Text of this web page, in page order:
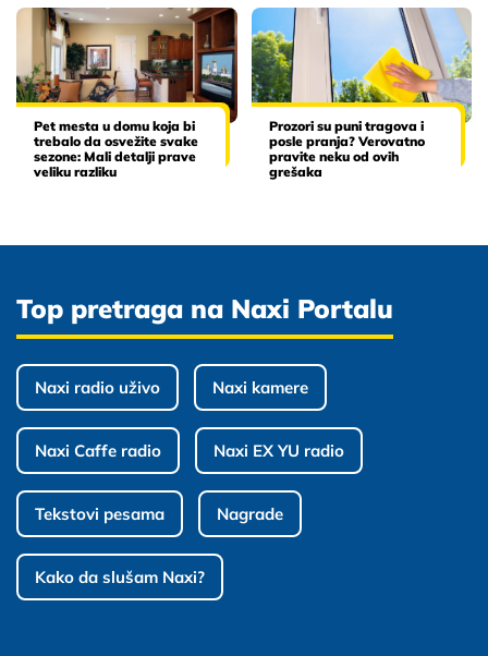
Pet mesta u domu koja bi
trebalo da osvežite svake
sezone: Mali detalji prave
veliku razliku
Prozori su puni tragova i
posle pranja? Verovatno
pravite neku od ovih
grešaka
Top pretraga na Naxi Portalu
Naxi radio uživo Naxi kamere
Naxi Caffe radio Naxi EX YU radio
Tekstovi pesama Nagrade
Kako da slušam Naxi?